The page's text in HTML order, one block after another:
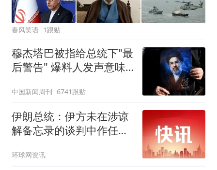
春风笑语 1跟贴
穆杰塔巴被指给总统下"最
后警告" 爆料人发声意味
中国新闻周刊 6741跟贴
伊朗总统：伊方未在涉谅
解备忘录的谈判中作任何
环球网资讯